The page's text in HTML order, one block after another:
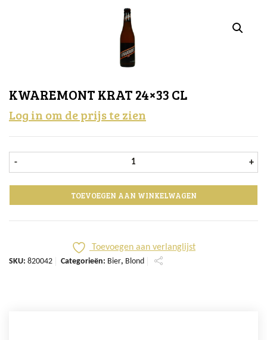
KWAREMONT KRAT 24×33 CL
Log in om de prijs te zien
- Kwaremont krat 24x33 cl aantal+
TOEVOEGEN AAN WINKELWAGEN
Toevoegen aan verlanglijst
SKU: 820042 Categorieën: Bier, Blond